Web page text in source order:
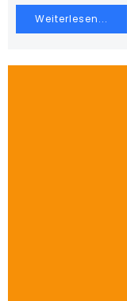
Weiterlesen...